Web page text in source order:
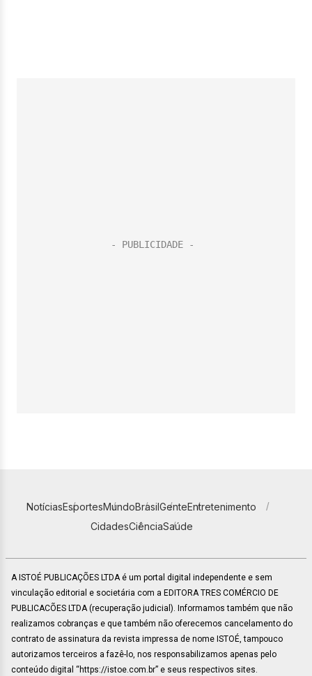
NotíciasEsportesMundoBrasilGenteEntretenimento
CidadesCiênciaSaúde
A ISTOÉ PUBLICAÇÕES LTDA é um portal digital independente e sem
vinculação editorial e societária com a EDITORA TRES COMÉRCIO DE
PUBLICACÕES LTDA (recuperação judicial). Informamos também que não
realizamos cobranças e que também não oferecemos cancelamento do
contrato de assinatura da revista impressa de nome ISTOÉ, tampouco
autorizamos terceiros a fazê-lo, nos responsabilizamos apenas pelo
conteúdo digital “https://istoe.com.br” e seus respectivos sites.